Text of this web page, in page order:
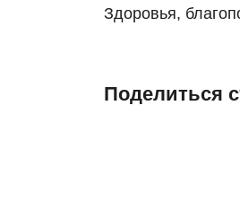
Здоровья,
Поделиться